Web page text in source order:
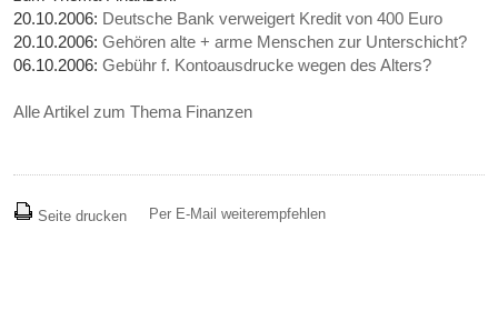
20.10.2006: Deutsche Bank verweigert Kredit von 400 Euro
20.10.2006:Gehören alte + arme Menschen zur Unterschicht?
06.10.2006:Gebühr f. Kontoausdrucke wegen des Alters?
Alle Artikel zum Thema Finanzen
Seite drucken Per E-Mail weiterempfehlen